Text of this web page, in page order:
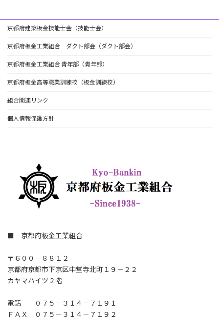
京都府建築板金技能士会（技能士会）
京都府板金工業組合 ダクト部会（ダクト部会）
京都府板金工業組合 青年部（青年部）
京都府板金高等職業訓練校（板金訓練校）
組合関連リンク
個人情報保護方針
■ 京都府板金工業組合
〒６００－８８１２
京都府京都市下京区中堂寺北町１９－２２
カヤマハイツ２階
電話 ０７５－３１４－７１９１
ＦＡＸ ０７５－３１４－７１９２